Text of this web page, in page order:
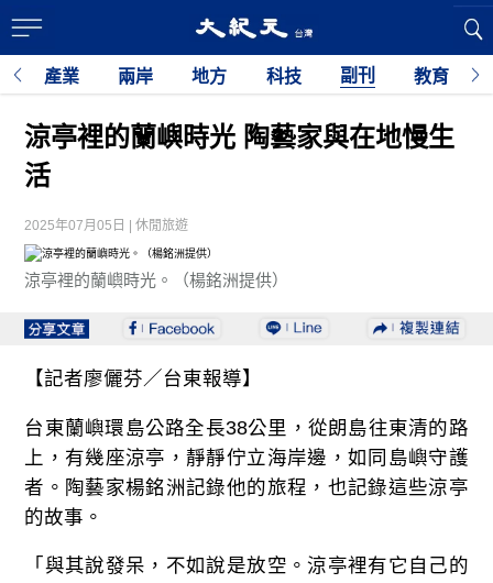
產業 兩岸 地方 科技 副刊 教育
涼亭裡的蘭嶼時光 陶藝家與在地慢生
活
2025年07月05日 | 休閒旅遊
涼亭裡的蘭嶼時光。（楊銘洲提供）
【記者廖儷芬／台東報導】
台東蘭嶼環島公路全長38公里，從朗島往東清的路
上，有幾座涼亭，靜靜佇立海岸邊，如同島嶼守護
者。陶藝家楊銘洲記錄他的旅程，也記錄這些涼亭
的故事。
「與其說發呆，不如說是放空。涼亭裡有它自己的